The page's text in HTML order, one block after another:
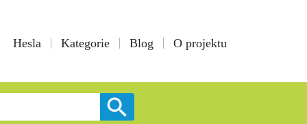
Hesla Kategorie Blog O projektu